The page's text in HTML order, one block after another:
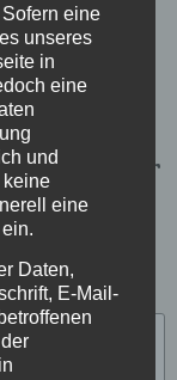
eine
unseres
in
eine
und
keine
eine
Daten,
E-Mail-